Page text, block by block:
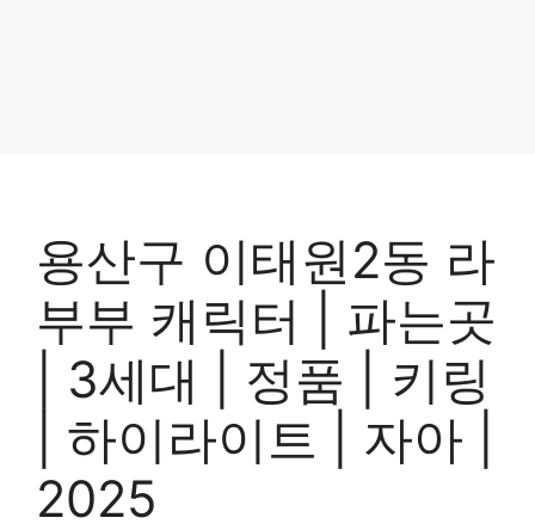
용산구 이태원2동 라
부부 캐릭터 | 파는곳
| 3세대 | 정품 | 키링
| 하이라이트 | 자아 |
2025